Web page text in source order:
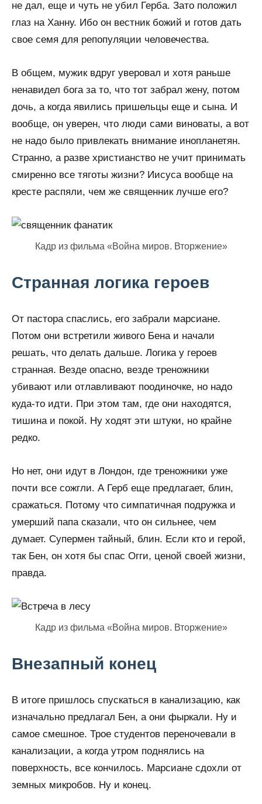
не дал, еще и чуть не убил Герба. Зато положил
глаз на Ханну. Ибо он вестник божий и готов дать
свое семя для репопуляции человечества.
В общем, мужик вдруг уверовал и хотя раньше
ненавидел бога за то, что тот забрал жену, потом
дочь, а когда явились пришельцы еще и сына. И
вообще, он уверен, что люди сами виноваты, а вот
не надо было привлекать внимание инопланетян.
Странно, а разве христианство не учит принимать
смиренно все тяготы жизни? Иисуса вообще на
кресте распяли, чем же священник лучше его?
Кадр из фильма «Война миров. Вторжение»
Странная логика героев
От пастора спаслись, его забрали марсиане.
Потом они встретили живого Бена и начали
решать, что делать дальше. Логика у героев
странная. Везде опасно, везде треножники
убивают или отлавливают поодиночке, но надо
куда-то идти. При этом там, где они находятся,
тишина и покой. Ну ходят эти штуки, но крайне
редко.
Но нет, они идут в Лондон, где треножники уже
почти все сожгли. А Герб еще предлагает, блин,
сражаться. Потому что симпатичная подружка и
умерший папа сказали, что он сильнее, чем
думает. Супермен тайный, блин. Если кто и герой,
так Бен, он хотя бы спас Огги, ценой своей жизни,
правда.
Кадр из фильма «Война миров. Вторжение»
Внезапный конец
В итоге пришлось спускаться в канализацию, как
изначально предлагал Бен, а они фыркали. Ну и
самое смешное. Трое студентов переночевали в
канализации, а когда утром поднялись на
поверхность, все кончилось. Марсиане сдохли от
земных микробов. Ну и конец.